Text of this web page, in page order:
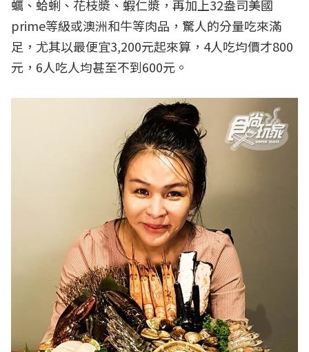
蠣、蛤蜊、花枝漿、蝦仁漿，再加上32盎司美國
prime等級或澳洲和牛等肉品，驚人的分量吃來滿
足，尤其以最便宜3,200元起來算，4人吃均價才800
元，6人吃人均甚至不到600元。